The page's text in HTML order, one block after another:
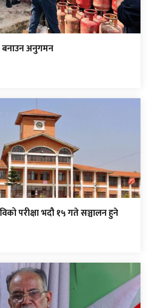
अनुगमन
परीक्षा भदौ १५ गते सञ्चालन हुने